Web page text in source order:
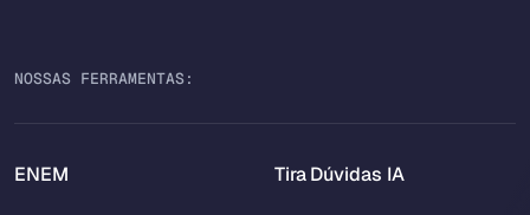
NOSSAS FERRAMENTAS:
ENEM Tira Dúvidas IA